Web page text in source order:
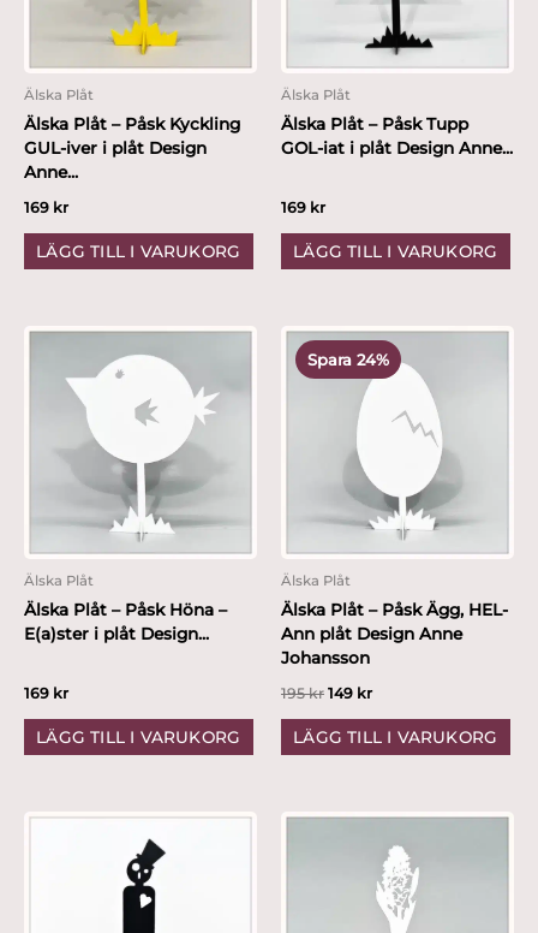
Älska Plåt
Älska Plåt – Påsk Kyckling
GUL-iver i plåt Design
Anne...
169 kr
LÄGG TILL I VARUKORG
Älska Plåt
Älska Plåt – Påsk Tupp
GOL-iat i plåt Design Anne...
169 kr
LÄGG TILL I VARUKORG
Älska Plåt
Älska Plåt – Påsk Höna –
E(a)ster i plåt Design...
169 kr
LÄGG TILL I VARUKORG
Spara 24%
Älska Plåt
Älska Plåt – Påsk Ägg, HEL-
Ann plåt Design Anne
Johansson
195kr
Det
ursprungliga
195 kr.
149 kr
Det
nuvarande
priset
149 kr.
LÄGG TILL I VARUKORG